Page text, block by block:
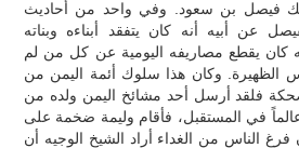
فيصل بن سعود. وفي واحد من أحاديث
عن أبيه أنه كان يتفقد أبناءه وبناته
كان يقطع مصاريفه اليومية عن كل من لم
الظهيرة. وكان هذا سلوك أئمة اليمن من
فلقد أرسل أحد مشائخ اليمن ولده من
في المستقبل، فأقام وليمة ضخمة على
الناس من الغداء أراد الشيخ الوجيه أن